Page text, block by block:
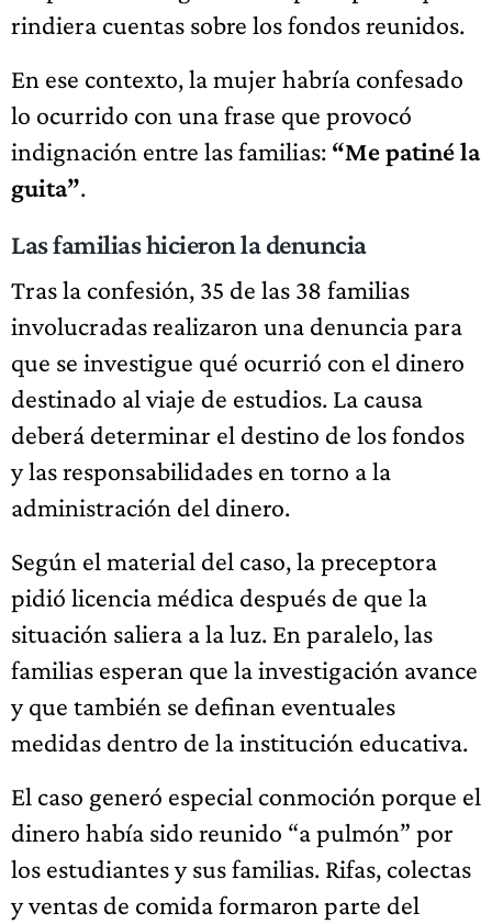
rindiera cuentas sobre los fondos reunidos.
En ese contexto, la mujer habría confesado
lo ocurrido con una frase que provocó
indignación entre las familias: “Me patiné la
guita”.
Las familias hicieron la denuncia
Tras la confesión, 35 de las 38 familias
involucradas realizaron una denuncia para
que se investigue qué ocurrió con el dinero
destinado al viaje de estudios. La causa
deberá determinar el destino de los fondos
y las responsabilidades en torno a la
administración del dinero.
Según el material del caso, la preceptora
pidió licencia médica después de que la
situación saliera a la luz. En paralelo, las
familias esperan que la investigación avance
y que también se definan eventuales
medidas dentro de la institución educativa.
El caso generó especial conmoción porque el
dinero había sido reunido “a pulmón” por
los estudiantes y sus familias. Rifas, colectas
y ventas de comida formaron parte del